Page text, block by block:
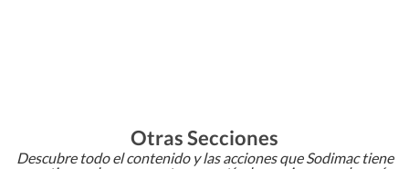
Otras Secciones
Descubre todo el contenido y las acciones que Sodimac tiene